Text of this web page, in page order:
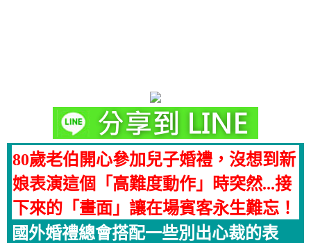
80歲老伯開心參加兒子婚禮，沒想到新
娘表演這個「高難度動作」時突然...接
下來的「畫面」讓在場賓客永生難忘！
國外婚禮總會搭配一些別出心裁的表